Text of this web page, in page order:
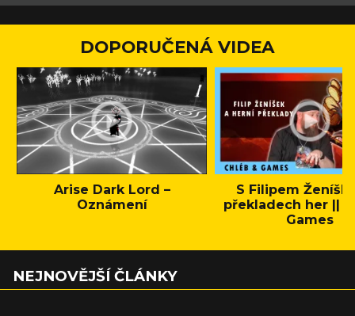
DOPORUČENÁ VIDEA
Arise Dark Lord –
Oznámení
S Filipem
překladech her ||
Games
NEJNOVĚJŠÍ ČLÁNKY